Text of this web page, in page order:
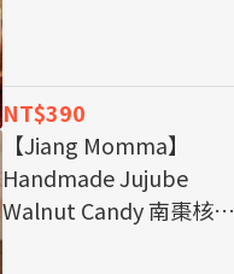
企業中秋送禮｜
NT$390
【Jiang Momma】
Handmade Jujube
Walnut Candy 南棗核桃
糕 純南棗熬製打造不黏牙